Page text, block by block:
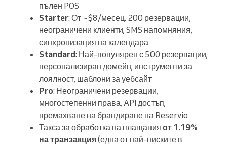
пълен POS
Starter: От ~$8/месец. 200 резервации,
неограничени клиенти, SMS напомняния,
синхронизация на календара
Standard: Най-популярен с 500 резервации,
персонализиран домейн, инструменти за
лоялност, шаблони за уебсайт
Pro: Неограничени резервации,
многостепенни права, API достъп,
премахване на брандиране на Reservio
Такса за обработка на плащания от 1.19%
на транзакция(една от най-ниските в